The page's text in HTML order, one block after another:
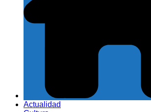
Actualidad